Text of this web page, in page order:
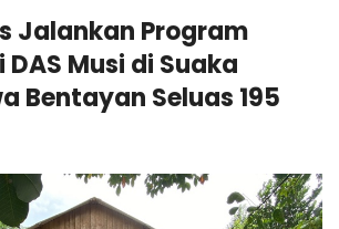
Jalankan Program
Musi di Suaka
Bentayan Seluas 195